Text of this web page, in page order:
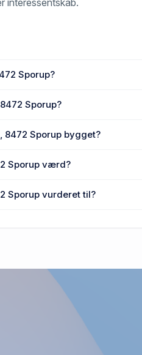
Sporup?
Sporup?
8472 Sporup bygget?
Sporup værd?
Sporup vurderet til?